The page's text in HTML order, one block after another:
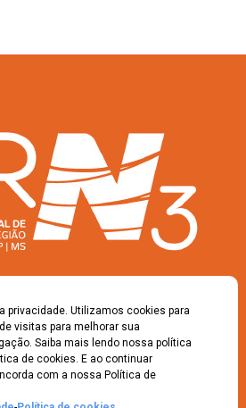
públicos, instituído pela Lei Federal nº
Decreto nº 84.444/80 e tem por finalidade
o exercício da profissão do Nutricionista e do
Siga-nos
privacidade. Utilizamos cookies para
visitas para melhorar sua
Saiba mais lendo nossa política
de cookies. E ao continuar
com a nossa Política de